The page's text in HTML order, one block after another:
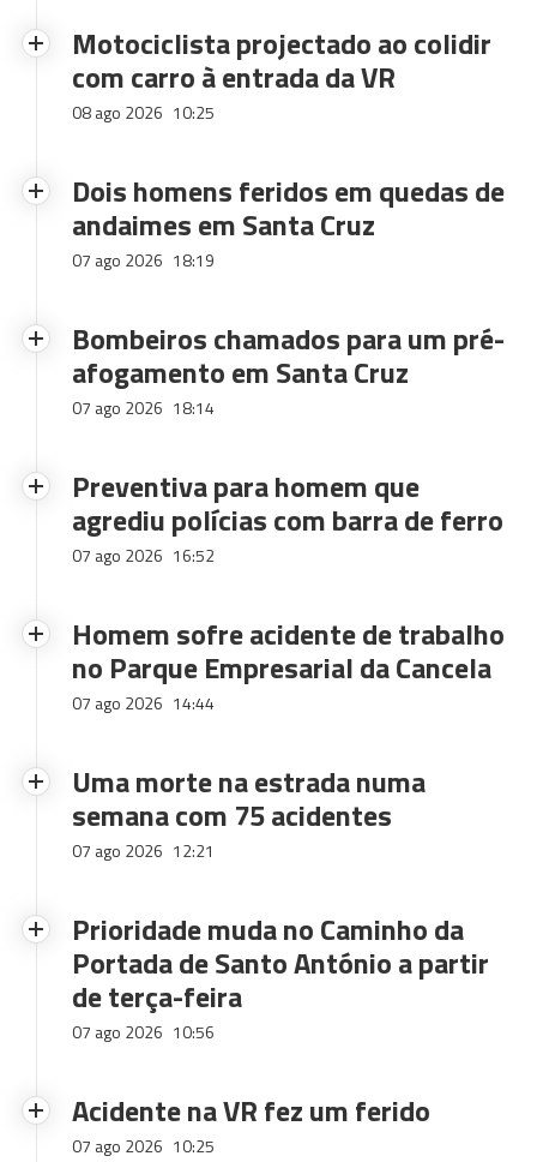
Motociclista projectado ao colidir
com carro à entrada da VR
08 ago 2026 10:25
Dois homens feridos em quedas de
andaimes em Santa Cruz
07 ago 2026 18:19
Bombeiros chamados para um pré-
afogamento em Santa Cruz
07 ago 2026 18:14
Preventiva para homem que
agrediu polícias com barra de ferro
07 ago 2026 16:52
Homem sofre acidente de trabalho
no Parque Empresarial da Cancela
07 ago 2026 14:44
Uma morte na estrada numa
semana com 75 acidentes
07 ago 2026 12:21
Prioridade muda no Caminho da
Portada de Santo António a partir
de terça-feira
07 ago 2026 10:56
Acidente na VR fez um ferido
07 ago 2026 10:25